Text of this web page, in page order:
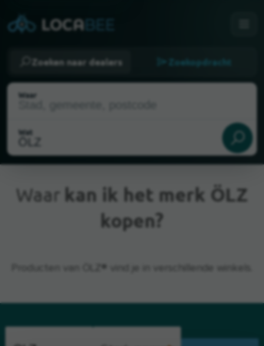
Zoeken naar dealers Zoekopdracht
Waar
Wat
Waar kan ik het merk ÖLZ
kopen?
Producten van ÖLZ® vind je in verschillende winkels.